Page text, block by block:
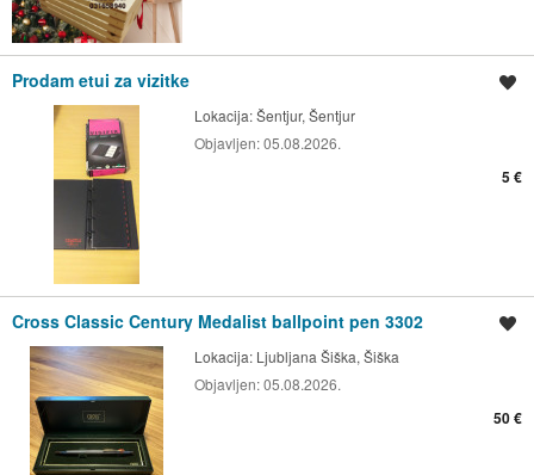
Prodam etui za vizitke
Lokacija:Šentjur, Šentjur
Objavljen:05.08.2026.
5 €
Cross Classic Century Medalist ballpoint pen 3302
Lokacija: Ljubljana Šiška, Šiška
Objavljen:05.08.2026.
50 €